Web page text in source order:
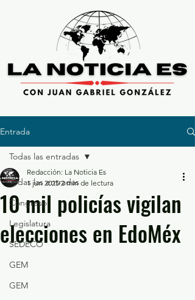
Entrada
Todas las entradas
Congreso
Legislatura
SEDECO
GEM
GEM
Todas las entradas
10 mil policías vigilan
elecciones en EdoMéx
Redacción: La Noticia Es
1 jun 2025 2 min de lectura